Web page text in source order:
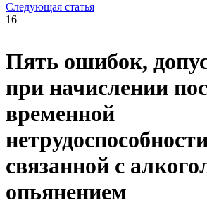
Следующая статья
16
Пять ошибок,
при начислении
временной
связанной с
опьянением